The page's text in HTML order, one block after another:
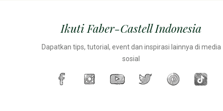
Ikuti Faber-Castell Indonesia
Dapatkan tips, tutorial, event dan inspirasi lainnya di media
sosial